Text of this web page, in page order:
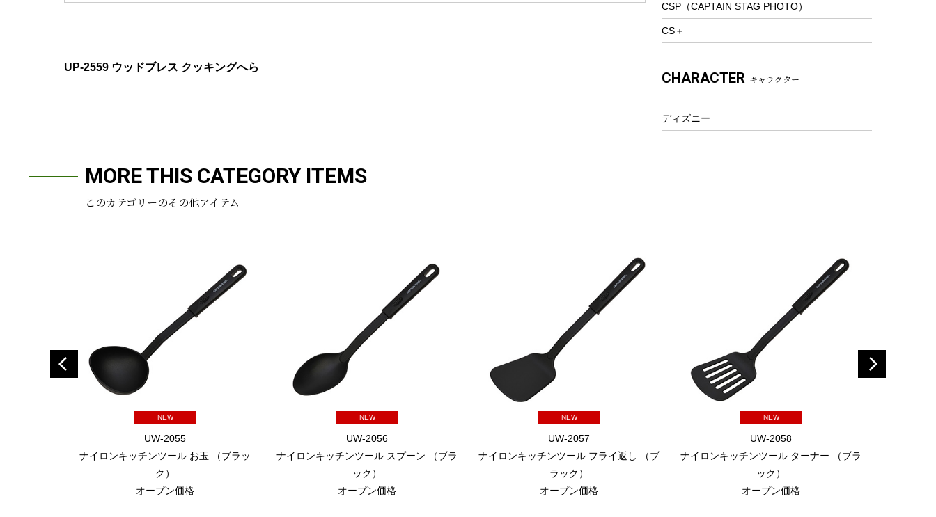
UP-2559 ウッドブレス クッキングへら
ウェルネス
フィットネス
アクセサリー
CSP（CAPTAIN STAG PHOTO）
CS＋
CHARACTER キャラクター
ディズニー
MORE THIS CATEGORY ITEMS
このカテゴリーのその他アイテム
NEW
UW-2055
ナイロンキッチンツール お玉 （ブラッ
ク）
オープン価格
NEW
UW-2056
ナイロンキッチンツール スプーン （ブラ
ック）
オープン価格
NEW
UW-2057
ナイロンキッチンツール フライ返し （ブ
ラック）
オープン価格
NEW
UW-2058
ナイロンキッチンツール ターナー （ブラ
ック）
オープン価格